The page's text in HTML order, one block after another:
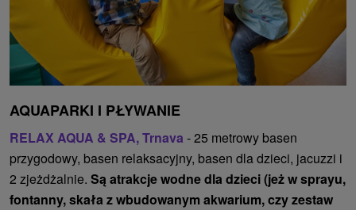
AQUAPARKI I PŁYWANIE
RELAX AQUA & SPA, Trnava - 25 metrowy basen
przygodowy, basen relaksacyjny, basen dla dzieci, jacuzzi i
2 zjeżdżalnie. Są atrakcje wodne dla dzieci (jeż w sprayu,
fontanny, skała z wbudowanym akwarium, czy zestaw